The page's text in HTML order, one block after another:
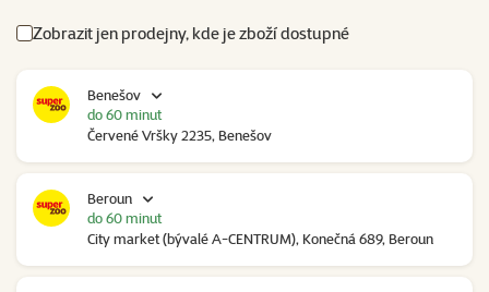
Zobrazit jen prodejny, kde je zboží dostupné
Benešov
Červené Vršky 2235, Benešov
do 60 minut
Beroun
City market (bývalé A-CENTRUM), Konečná 689, Beroun
do 60 minut